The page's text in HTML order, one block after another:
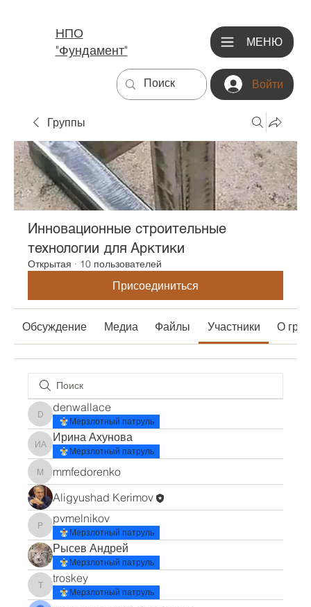
МЕНЮ
Войти
НПО
"Фундамент"
Группы
Инновационные строительные
технологии для Арктики
Открытая · 10 пользователей
Присоединиться
Обсуждение Медиа Файлы Участники О
denwallace
denwallace
Мерзлотный патруль
Ирина Ахунова
Ирина Ахунова
Мерзлотный патруль
mmfedorenko
mmfedorenko
Aligyushad Kerimov
pvmelnikov
pvmelnikov
Мерзлотный патруль
Рысев Андрей
Мерзлотный патруль
troskey
troskey
Мерзлотный патруль